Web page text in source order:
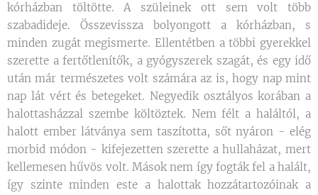
kórházban töltötte. A szüleinek ott sem volt több
szabadideje. Összevissza bolyongott a kórházban, s
minden zugát megismerte. Ellentétben a többi gyerekkel
szerette a fertőtlenítők, a gyógyszerek szagát, és egy idő
után már természetes volt számára az is, hogy nap mint
nap lát vért és betegeket. Negyedik osztályos korában a
halottasházzal szembe költöztek. Nem félt a haláltól, a
halott ember látványa sem taszította, sőt nyáron - elég
morbid módon - kifejezetten szerette a hullaházat, mert
kellemesen hűvös volt. Mások nem így fogták fel a halált,
így szinte minden este a halottak hozzátartozóinak a